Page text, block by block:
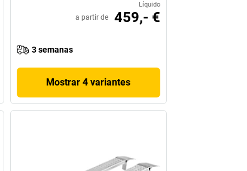
Líquido
a partir de 459,- €
3 semanas
Mostrar 4 variantes